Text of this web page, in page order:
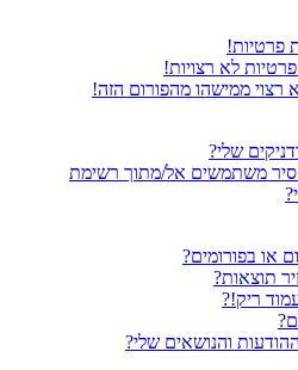
פרטיות!
לא רצויות!
רצוי ממישהו מהפורום הזה!
שלי?
משתמשים אל/מתוך רשימת
או בפורומים?
תוצאות?
ריק!?
והנושאים שלי?